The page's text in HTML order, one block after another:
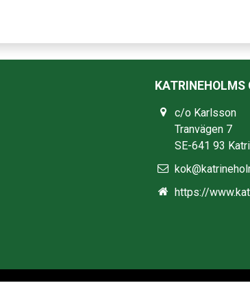
KATRINEHOLMS
c/o Karlsson
Tranvägen 7
SE-641 93
https://